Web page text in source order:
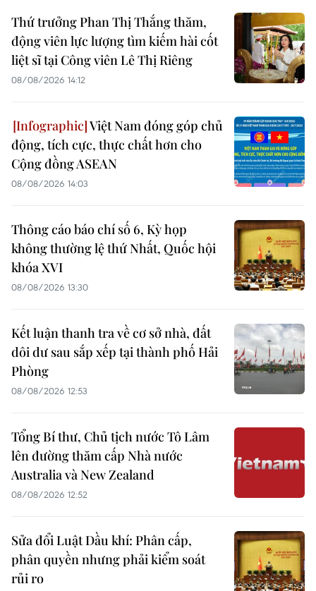
Thứ trưởng Phan Thị Thắng thăm,
động viên lực lượng tìm kiếm hài cốt
liệt sĩ tại Công viên Lê Thị Riêng
08/08/2026 14:12
Việt Nam đóng góp chủ
động, tích cực, thực chất hơn cho
Cộng đồng ASEAN
08/08/2026 14:03
Thông cáo báo chí số 6, Kỳ họp
không thường lệ thứ Nhất, Quốc hội
khóa XVI
08/08/2026 13:30
Kết luận thanh tra về cơ sở nhà, đất
dôi dư sau sắp xếp tại thành phố Hải
Phòng
08/08/2026 12:53
Tổng Bí thư, Chủ tịch nước Tô Lâm
lên đường thăm cấp Nhà nước
Australia và New Zealand
08/08/2026 12:52
Sửa đổi Luật Dầu khí: Phân cấp,
phân quyền nhưng phải kiểm soát
rủi ro